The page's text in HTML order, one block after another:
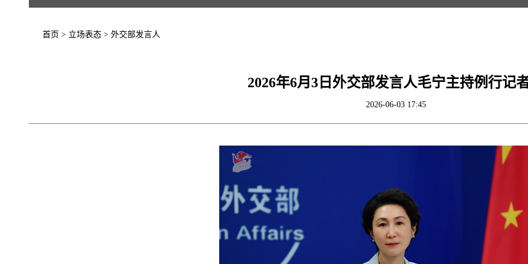
首页 > 立场表态> 外交部发言人
2026年6月3日外交部发言人毛宁主持例行记
2026-06-03 17:45